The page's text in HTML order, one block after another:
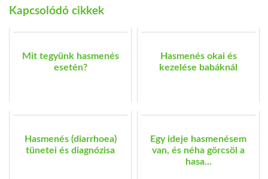
Kapcsolódó cikkek
Mit tegyünk hasmenés
esetén?
Hasmenés okai és
kezelése babáknál
Hasmenés (diarrhoea)
tünetei és diagnózisa
Egy ideje hasmenésem
van, és néha görcsöl a
hasa...